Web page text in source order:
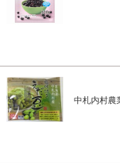
中札内村